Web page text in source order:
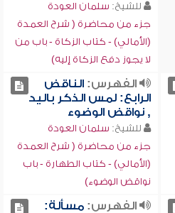
للشيخ: سلمان العودة
جزء من محاضرة ( شرح العمدة
(الأمالي) - كتاب الزكاة - باب من
لا يجوز دفع الزكاة إليه)
الفهرس:الناقض
الرابع: لمس الذكر باليد
, نواقض الوضوء
للشيخ: سلمان العودة
جزء من محاضرة ( شرح العمدة
(الأمالي) - كتاب الطهارة - باب
نواقض الوضوء)
الفهرس:مسألة: